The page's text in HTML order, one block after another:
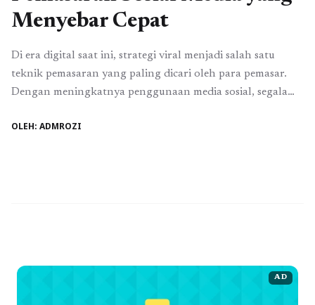
Menyebar Cepat
Di era digital saat ini, strategi viral menjadi salah satu
teknik pemasaran yang paling dicari oleh para pemasar.
Dengan meningkatnya penggunaan media sosial, segala
platform ini sebagai arena yang sempurna untuk
OLEH: ADMROZI
AD